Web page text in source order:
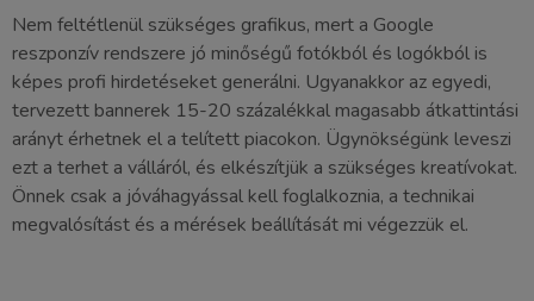
Nem feltétlenül szükséges grafikus, mert a Google
reszponzív rendszere jó minőségű fotókból és logókból is
képes profi hirdetéseket generálni. Ugyanakkor az egyedi,
tervezett bannerek 15-20 százalékkal magasabb átkattintási
arányt érhetnek el a telített piacokon. Ügynökségünk leveszi
ezt a terhet a válláról, és elkészítjük a szükséges kreatívokat.
Önnek csak a jóváhagyással kell foglalkoznia, a technikai
megvalósítást és a mérések beállítását mi végezzük el.